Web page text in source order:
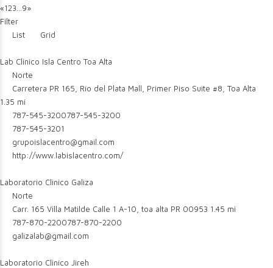
«123 9»
Filter
List
Grid
Lab Clinico Isla Centro Toa Alta
Norte
Carretera PR 165, Río del Plata Mall, Primer Piso Suite #8, Toa Alta
1.35 mi
787-545-3200787-545-3200
787-545-3201
grupoislacentro@gmail.com
http://www.labislacentro.com/
Laboratorio Clinico Galiza
Norte
Carr. 165 Villa Matilde Calle 1 A-10, toa alta PR 00953 1.45 mi
787-870-2200787-870-2200
galizalab@gmail.com
Laboratorio Clinico Jireh